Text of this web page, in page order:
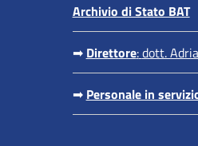
Archivio di Stato BAT
➡ Direttore:dott.
➡ Personale in